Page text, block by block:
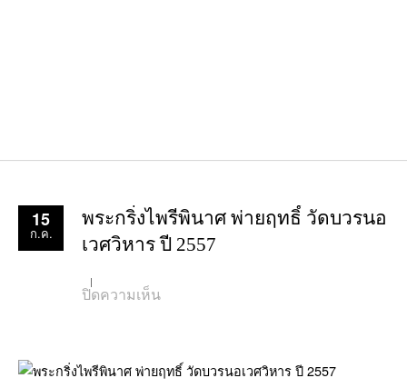
15
ก.ค.
พระกริ่งไพรีพินาศ พ่ายฤทธิ์ วัดบวรนอ
เวศวิหาร ปี 2557
ปิดความเห็นบน
พ่าย
ฤทธิ์